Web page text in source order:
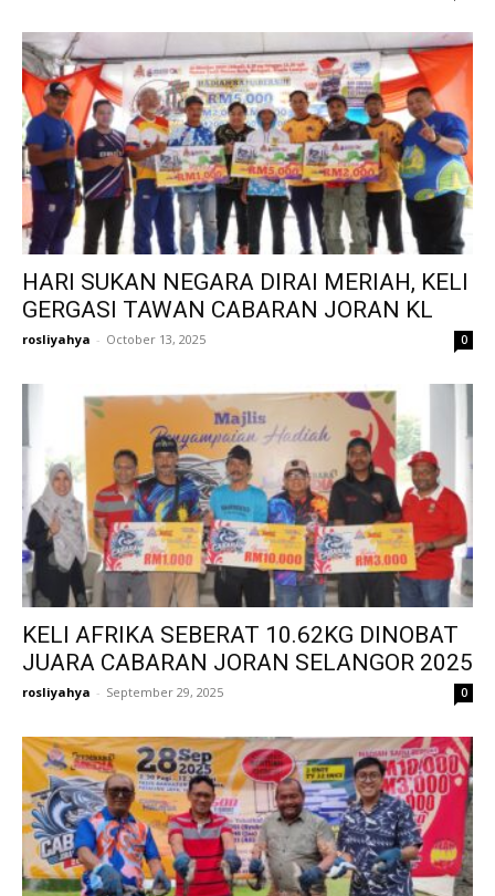
HARI SUKAN NEGARA DIRAI MERIAH, KELI
GERGASI TAWAN CABARAN JORAN KL
rosliyahya - October 13, 2025 0
KELI AFRIKA SEBERAT 10.62KG DINOBAT
JUARA CABARAN JORAN SELANGOR 2025
rosliyahya - September 29, 2025 0